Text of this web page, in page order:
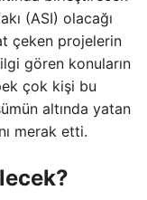
(ASI) olacağı
çeken projelerin
gören konuların
çok kişi bu
altında yatan
merak etti.